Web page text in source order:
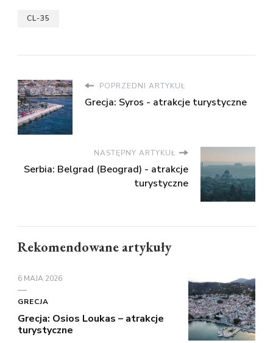
CL-35
POPRZEDNI ARTYKUŁ
Grecja: Syros - atrakcje turystyczne
NASTĘPNY ARTYKUŁ
Serbia: Belgrad (Beograd) - atrakcje
turystyczne
Rekomendowane artykuły
6 MAJA 2026
GRECJA
Grecja: Osios Loukas – atrakcje
turystyczne